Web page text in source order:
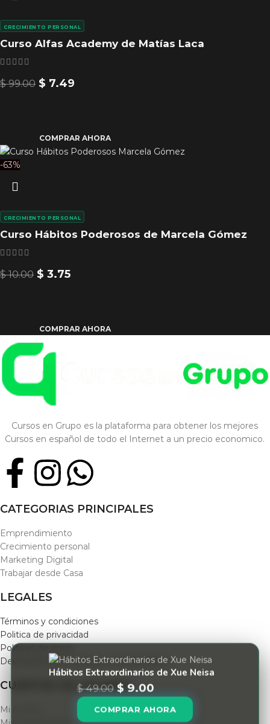
Curso Alfas Academy de Matías Laca
CRECIMIENTO PERSONAL
$99.00 $ 7.49
COMPRAR AHORA
-63%
Curso Hábitos Poderosos de Marcela Gómez
CRECIMIENTO PERSONAL
$10.00 $ 3.75
COMPRAR AHORA
Cursos en Grupo es la plataforma para obtener los mejores
Cursos en español de todo el Internet a un precio economico.
CATEGORIAS PRINCIPALES
Emprendimiento
Crecimiento personal
Marketing Digital
Trabajar desde Casa
LEGALES
Términos y condiciones
Politica de privacidad
Políticas de envío
Devolución de Productos y Reembolsos
CUENTAS DE USUARIO
Mi cuenta
Hábitos Extraordinarios de Xue Neisa
$49.00 $ 9.00
COMPRAR AHORA